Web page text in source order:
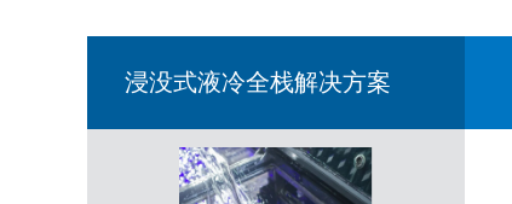
浸没式液冷全栈解决方案